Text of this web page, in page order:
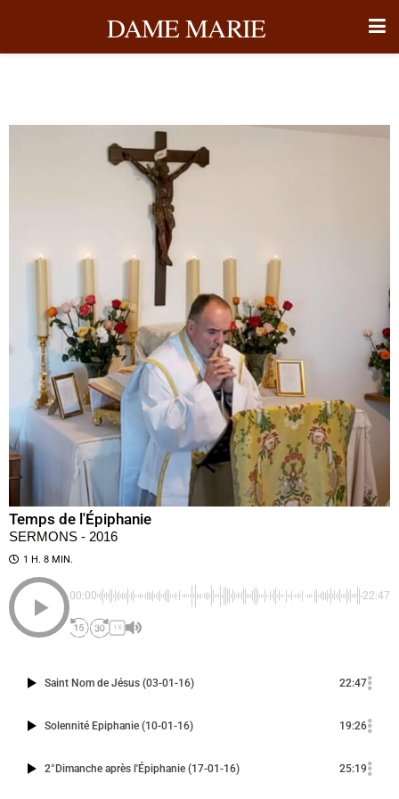
DAME MARIE
Temps de l'Épiphanie
SERMONS - 2016
1 H. 8 MIN.
00:00 -22:47
1X
Saint Nom de Jésus (03-01-16) 22:47
Solennité Epiphanie (10-01-16) 19:26
2°Dimanche après l'Épiphanie (17-01-16) 25:19